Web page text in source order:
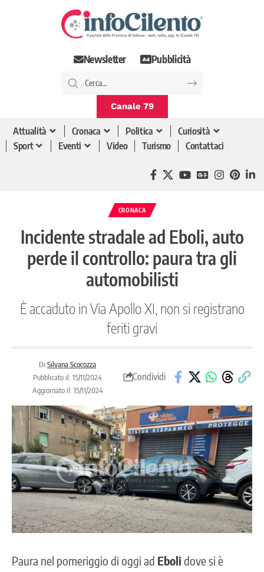
Newsletter Pubblicità
Canale 79
Attualità Cronaca Politica
Curiosità
Sport
Eventi Video Turismo Contattaci
CRONACA
Incidente stradale ad Eboli, auto
perde il controllo: paura tra gli
automobilisti
È accaduto in Via Apollo XI, non si registrano
feriti gravi
Di:Silvana Scocozza
Pubblicato il: 15/11/2024
Aggiornato il: 15/11/2024
Condividi
Paura nel pomeriggio di oggi ad Ebolidove si è